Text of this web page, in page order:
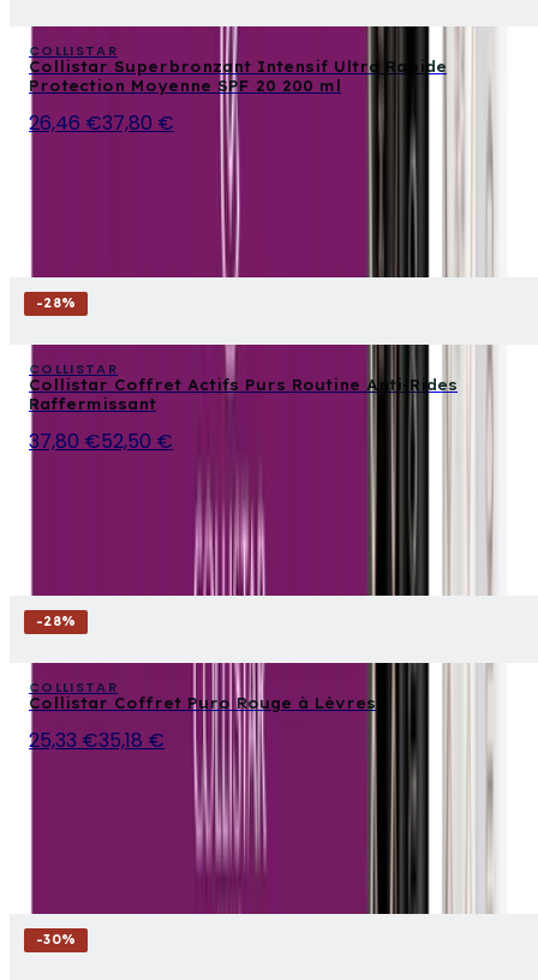
COLLISTAR
Collistar Superbronzant Intensif Ultra Rapide
Protection Moyenne SPF 20 200 ml
26,46 €37,80 €
-28%
COLLISTAR
Collistar Coffret Actifs Purs Routine Anti-Rides
Raffermissant
37,80 €52,50 €
-28%
COLLISTAR
Collistar Coffret Puro Rouge à Lèvres
25,33 €35,18 €
-30%